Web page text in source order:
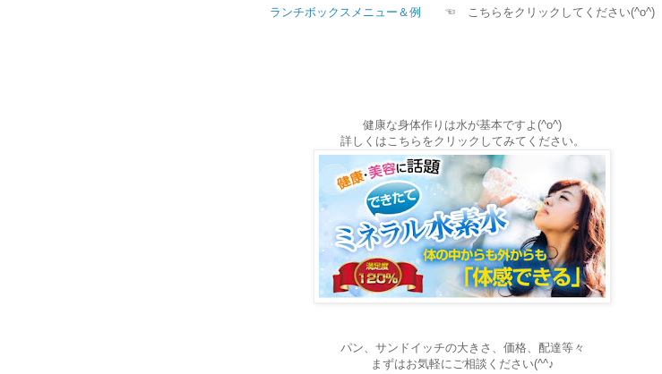
ランチボックスメニュー＆例 ☜ こちらをクリックしてください(^o^)
健康な身体作りは水が基本ですよ(^o^)
詳しくはこちらをクリックしてみてください。
パン、サンドイッチの大きさ、価格、配達等々
まずはお気軽にご相談ください(^^♪